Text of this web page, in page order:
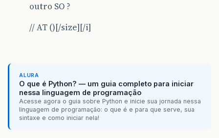
outro SO ?
// AT ()[/size][/i]
ALURA
O que é Python? — um guia completo para iniciar
nessa linguagem de programação
Acesse agora o guia sobre Python e inicie sua jornada nessa
linguagem de programação: o que é e para que serve, sua
sintaxe e como iniciar nela!